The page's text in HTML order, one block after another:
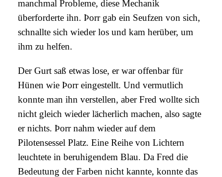
manchmal Probleme, diese Mechanik
überforderte ihn. Þorr gab ein Seufzen von sich,
schnallte sich wieder los und kam herüber, um
ihm zu helfen.
Der Gurt saß etwas lose, er war offenbar für
Hünen wie Þorr eingestellt. Und vermutlich
konnte man ihn verstellen, aber Fred wollte sich
nicht gleich wieder lächerlich machen, also sagte
er nichts. Þorr nahm wieder auf dem
Pilotensessel Platz. Eine Reihe von Lichtern
leuchtete in beruhigendem Blau. Da Fred die
Bedeutung der Farben nicht kannte, konnte das